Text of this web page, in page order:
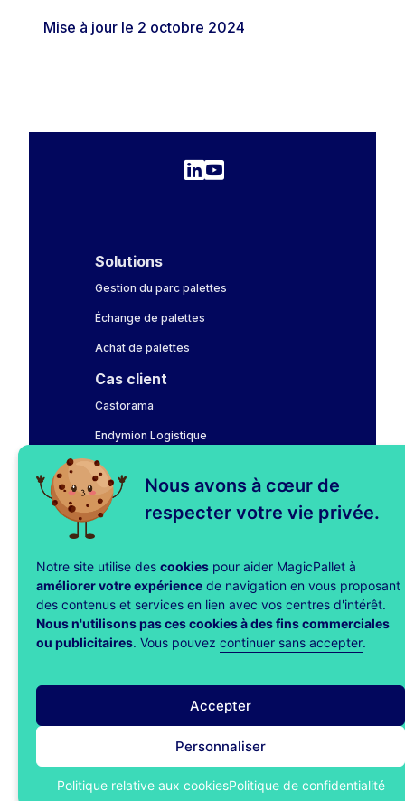
Nous avons à cœur de
respecter votre vie privée.
Notre site utilise des cookies pour aider MagicPallet à
améliorer votre expérience de navigation en vous proposant
des contenus et services en lien avec vos centres d'intérêt.
Nous n'utilisons pas ces cookies à des fins commerciales
ou publicitaires. Vous pouvez continuer sans accepter.
Accepter
Personnaliser
Politique relative aux cookiesPolitique de confidentialité
Mise à jour le 2 octobre 2024
Solutions
Gestion du parc palettes
Échange de palettes
Achat de palettes
Cas client
Castorama
Endymion Logistique
Fnac Darty
LAHAYE Global Logistics
MagicPallet
Blog
Politique de
Politique relative aux